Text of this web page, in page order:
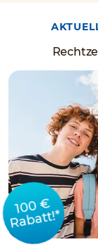
100 €
Rabatt!*